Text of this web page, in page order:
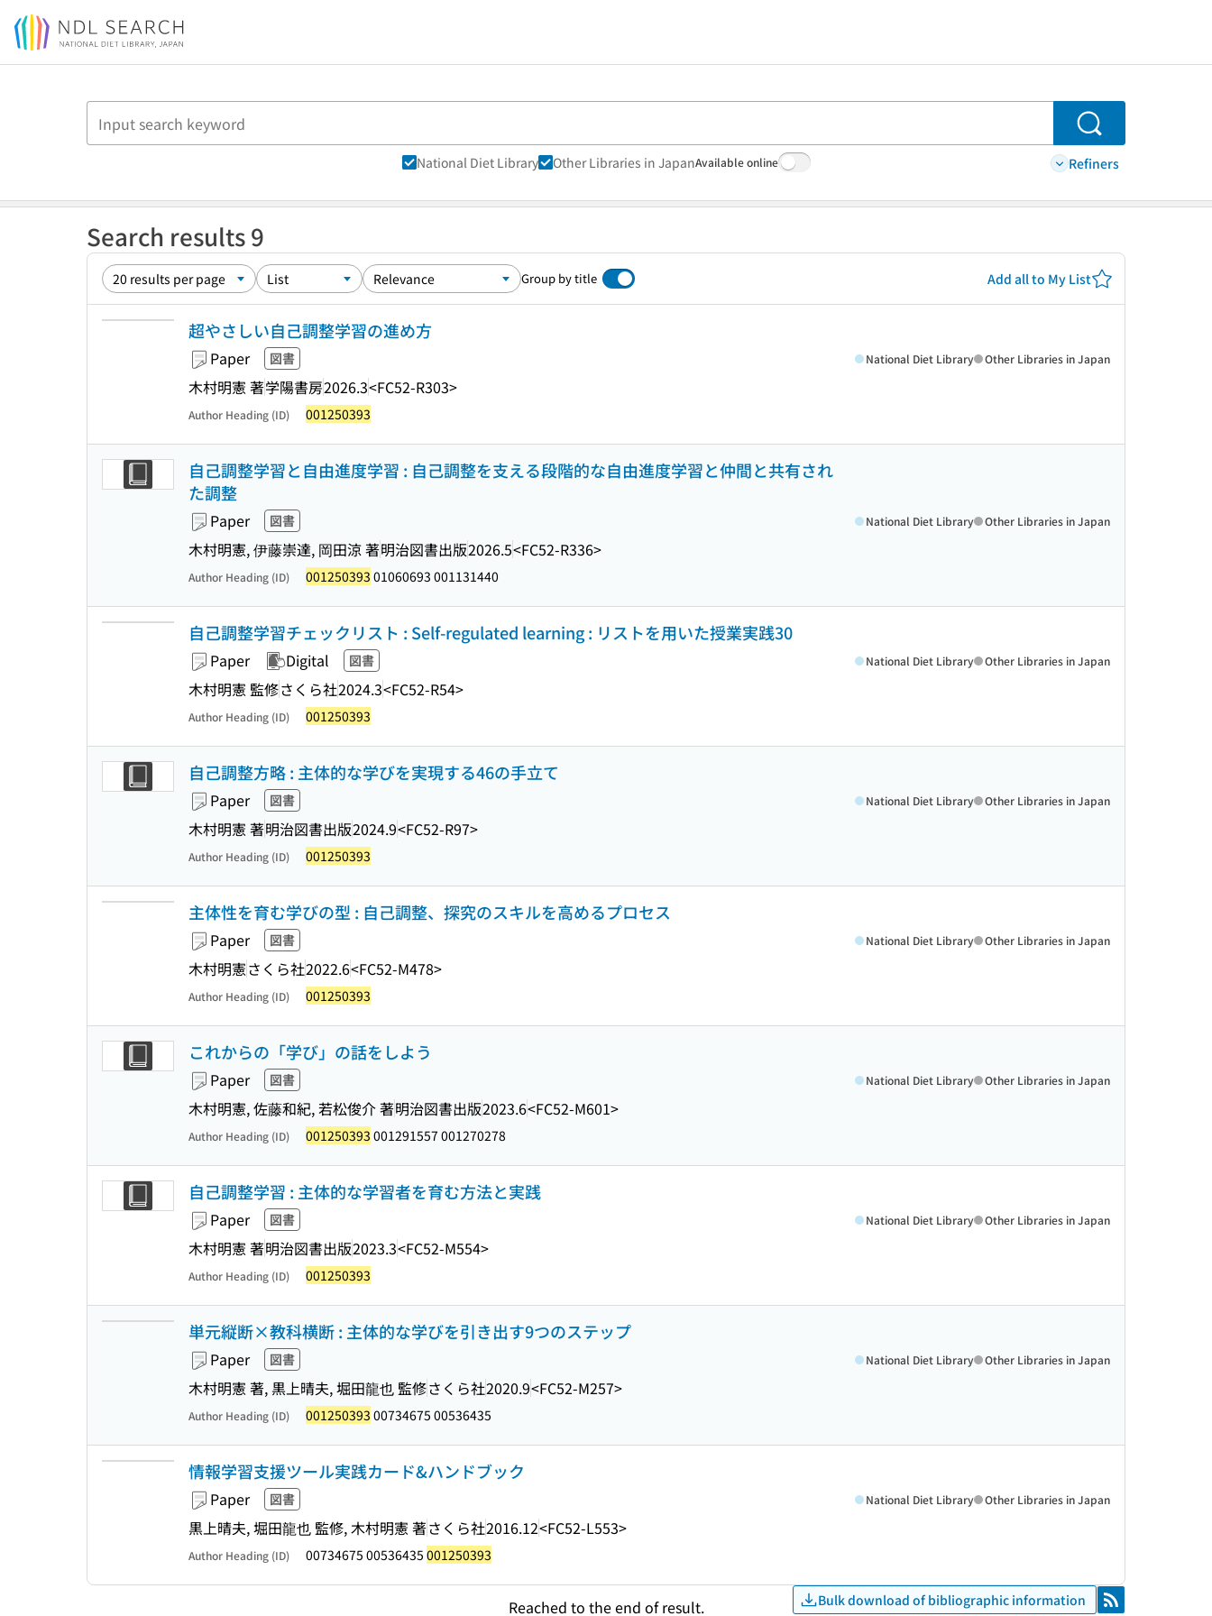
Jump to main content
Search
National Diet Library Other Libraries in JapanAvailable online Refiners
Search results 9
Group by title Add all to My List
超やさしい自己調整学習の進め方
Paper 図書
木村明憲 著学陽書房2026.3<FC52-R303>
National Diet Library Other Libraries in Japan
Author Heading (ID) 001250393
自己調整学習と自由進度学習 : 自己調整を支える段階的な自由進度学習と仲間と共有され
た調整
Paper 図書
木村明憲, 伊藤崇達, 岡田涼 著明治図書出版2026.5<FC52-R336>
National Diet Library Other Libraries in Japan
Author Heading (ID) 001250393 01060693 001131440
自己調整学習チェックリスト : Self-regulated learning : リストを用いた授業実践30
Paper Digital 図書
木村明憲 監修さくら社2024.3<FC52-R54>
National Diet Library Other Libraries in Japan
Author Heading (ID) 001250393
自己調整方略 : 主体的な学びを実現する46の手立て
Paper 図書
木村明憲 著明治図書出版2024.9<FC52-R97>
National Diet Library Other Libraries in Japan
Author Heading (ID) 001250393
主体性を育む学びの型 : 自己調整、探究のスキルを高めるプロセス
Paper 図書
木村明憲さくら社2022.6<FC52-M478>
National Diet Library Other Libraries in Japan
Author Heading (ID) 001250393
これからの「学び」の話をしよう
Paper 図書
木村明憲, 佐藤和紀, 若松俊介 著明治図書出版2023.6<FC52-M601>
National Diet Library Other Libraries in Japan
Author Heading (ID) 001250393 001291557 001270278
自己調整学習 : 主体的な学習者を育む方法と実践
Paper 図書
木村明憲 著明治図書出版2023.3<FC52-M554>
National Diet Library Other Libraries in Japan
Author Heading (ID) 001250393
単元縦断×教科横断 : 主体的な学びを引き出す9つのステップ
Paper 図書
木村明憲 著, 黒上晴夫, 堀田龍也 監修さくら社2020.9<FC52-M257>
National Diet Library Other Libraries in Japan
Author Heading (ID) 001250393 00734675 00536435
情報学習支援ツール実践カード&ハンドブック
Paper 図書
黒上晴夫, 堀田龍也 監修, 木村明憲 著さくら社2016.12<FC52-L553>
National Diet Library Other Libraries in Japan
Author Heading (ID) 00734675 00536435 001250393
Reached to the end of result. Bulk download of bibliographic information RSS